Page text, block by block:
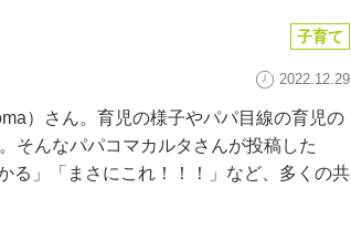
子育て
2022.12.29
）さん。育児の様子やパパ目線の育児の
そんなパパコマカルタさんが投稿した
る」「まさにこれ！！！」など、多くの共